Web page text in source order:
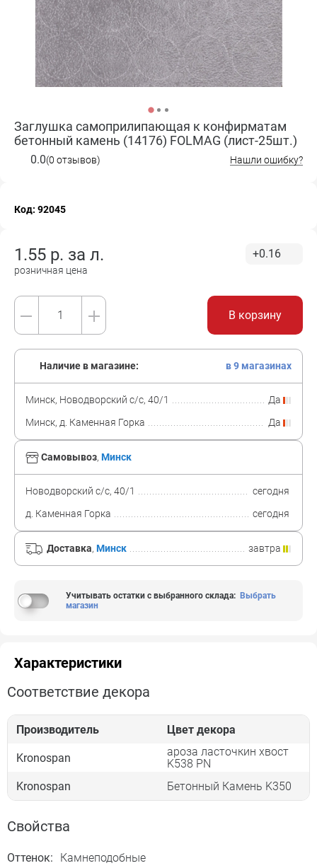
Заглушка самоприлипающая к конфирматам
бетонный камень (14176) FOLMAG (лист-25шт.)
0.0(0 отзывов) Нашли ошибку?
Код: 92045
1.55 р. за л.
розничная цена
+0.16
В корзину
Самовывоз, Минск
Новодворский с/с, 40/1
сегодня
д. Каменная Горка
сегодня
Доставка, Минск завтра
Наличие в магазине: в 9 магазинах
Минск, Новодворский с/с, 40/1
Да
Минск, д. Каменная Горка
Да
Учитывать остатки с выбранного склада: Выбрать
магазин
Характеристики
Соответствие декора
Производитель Цвет декора
Kronospan
ароза ласточкин хвост
K538 PN
Kronospan
Бетонный Камень K350
Свойства
Оттенок:
Камнеподобные